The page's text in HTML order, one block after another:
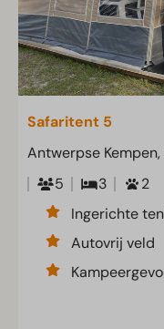
Safaritent 5
Antwerpse Kempen,
5
3
2
Ingerichte
Autovrij veld